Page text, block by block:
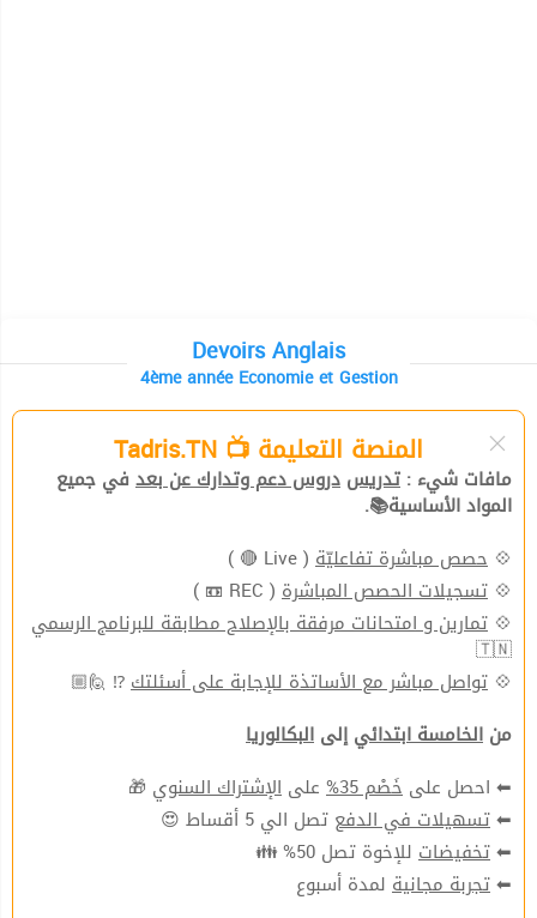
Devoirs Anglais
4ème année Economie et Gestion
المنصة التعليمة 📺 Tadris.TN
مافات شيء : تدريس دروس دعم وتدارك عن بعد في جميع
المواد الأساسية📚.
💠 حصص مباشرة تفاعليّة ( Live 🔴 )
💠 تسجيلات الحصص المباشرة ( REC 📼 )
💠 تمارين و امتحانات مرفقة بالإصلاح مطابقة للبرنامج الرسمي
🇹🇳
💠 تواصل مباشر مع الأساتذة للإجابة على أسئلتك⁉ 🙋🏼
من الخامسة ابتدائي إلى البكالوريا
⬅ احصل على خَصْم 35% على الإشتراك السنوي 🎁
⬅تسهيلات في الدفع تصل الي 5 أقساط 😍
⬅تخفيضات للإخوة تصل 50% 👪
⬅تجربة مجانية لمدة أسبوع